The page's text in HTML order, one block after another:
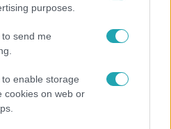
purposes.
send me
enable storage
cookies on web or
a friss hírekről a